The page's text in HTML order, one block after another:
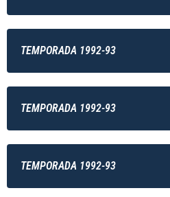
TEMPORADA 1992-93
TEMPORADA 1992-93
TEMPORADA 1992-93